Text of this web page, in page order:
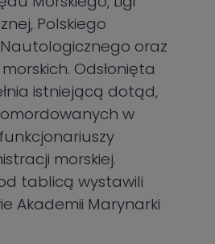
Polskiego
oraz
Odsłonięta
istniejącą dotąd,
w
morskiej.
tablicą wystawili
Akademii Marynarki